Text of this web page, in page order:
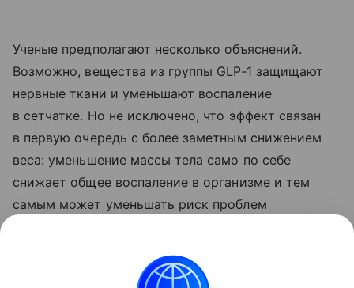
Ученые предполагают несколько объяснений.
Возможно, вещества из группы GLP‑1 защищают
нервные ткани и уменьшают воспаление
в сетчатке. Но не исключено, что эффект связан
в первую очередь с более заметным снижением
веса: уменьшение массы тела само по себе
снижает общее воспаление в организме и тем
самым может уменьшать риск проблем
рассказывала